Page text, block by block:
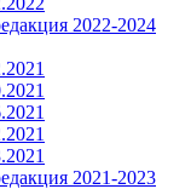
2022-2024
2021-2023